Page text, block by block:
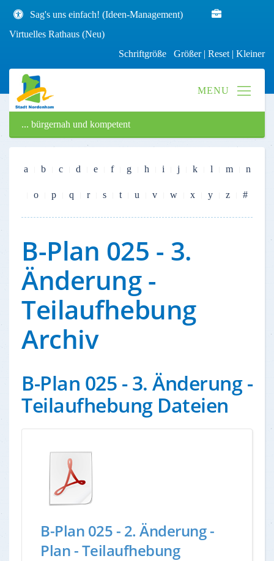
Sag's uns einfach! (Ideen-Management)
Virtuelles Rathaus (Neu)
Schriftgröße Größer| Reset | Kleiner
... bürgernah und kompetent
a b c d e f g h i j k l m n
o p q r s t u v w x y z #
B-Plan 025 - 3.
Änderung -
Teilaufhebung
Archiv
B-Plan 025 - 3. Änderung -
Teilaufhebung Dateien
B-Plan 025 - 2. Änderung -
Plan - Teilaufhebung